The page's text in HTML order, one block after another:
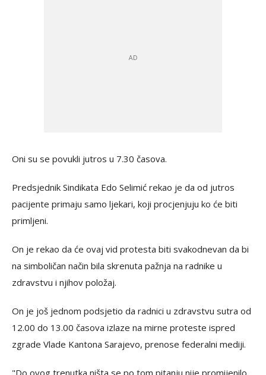
Oni su se povukli jutros u 7.30 časova.
Predsjednik Sindikata Edo Selimić rekao je da od jutros
pacijente primaju samo ljekari, koji procjenjuju ko će biti
primljeni.
On je rekao da će ovaj vid protesta biti svakodnevan da bi
na simboličan način bila skrenuta pažnja na radnike u
zdravstvu i njihov položaj.
On je još jednom podsjetio da radnici u zdravstvu sutra od
12.00 do 13.00 časova izlaze na mirne proteste ispred
zgrade Vlade Kantona Sarajevo, prenose federalni mediji.
"Do ovog trenutka ništa se po tom pitanju nije promijenilo.